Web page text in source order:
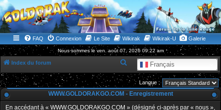
WWW.GOLDORAKGO.COM
le site de la Lune Rouge
FAQ Connexion Le Site Wikirak Wikirak-U Galerie
Nous sommes le ven. août 07, 2026 09:22 am
Index du forum Français
e
c
h
Langue :
WWW.GOLDORAKGO.COM - Enregistrement
En accédant à « WWW.GOLDORAKGO.COM » (désigné ci-après par « nous »,